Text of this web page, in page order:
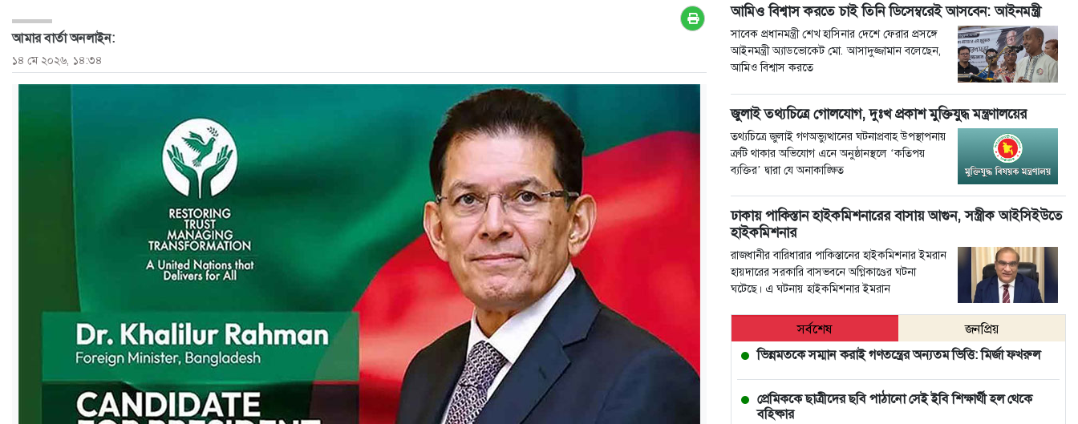
ধর্ম
ও
ক্যাম্পাস
পত্রিকা
আমার বার্তা অনলাইন:
১৪ মে ২০২৬, ১৪:৩৪
আমিও বিশ্বাস করতে চাই তিনি ডিসেম্বরেই আসবেন: আইনমন্ত্রী
সাবেক প্রধানমন্ত্রী শেখ হাসিনার দেশে ফেরার প্রসঙ্গে
আইনমন্ত্রী অ্যাডভোকেট মো. আসাদুজ্জামান বলেছেন,
আমিও বিশ্বাস করতে
জুলাই তথ্যচিত্রে গোলযোগ, দুঃখ প্রকাশ মুক্তিযুদ্ধ মন্ত্রণালয়ের
তথ্যচিত্রে জুলাই গণঅভ্যুত্থানের ঘটনাপ্রবাহ উপস্থাপনায়
ত্রুটি থাকার অভিযোগ এনে অনুষ্ঠানস্থলে ‘কতিপয়
ব্যক্তির’ দ্বারা যে অনাকাঙ্ক্ষিত
ঢাকায় পাকিস্তান হাইকমিশনারের বাসায় আগুন, সস্ত্রীক আইসিইউতে
হাইকমিশনার
রাজধানীর বারিধারার পাকিস্তানের হাইকমিশনার ইমরান
হায়দারের সরকারি বাসভবনে অগ্নিকাণ্ডের ঘটনা
ঘটেছে। এ ঘটনায় হাইকমিশনার ইমরান
সর্বশেষ
জনপ্রিয়
ভিন্নমতকে সম্মান করাই গণতন্ত্রের অন্যতম ভিত্তি: মির্জা ফখরুল
প্রেমিককে ছাত্রীদের ছবি পাঠানো সেই ইবি শিক্ষার্থী হল থেকে
বহিষ্কার